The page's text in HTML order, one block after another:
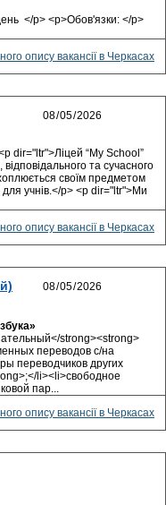
</p> <p>Обов'язки: </p>
опису вакансії в Черкасах
dir="ltr">Ліцей “My School”
та сучасного
своїм предметом
для учнів.</p> <p dir="ltr">Ми
опису вакансії в Черкасах
strong><strong>
переводов с/на
переводчиков других
li><li>свободное
пар...
опису вакансії в Черкасах